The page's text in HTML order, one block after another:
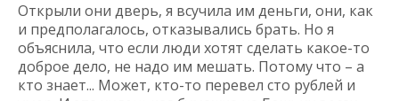
Открыли они дверь, я всучила им деньги, они, как
и предполагалось, отказывались брать. Но я
объяснила, что если люди хотят сделать какое-то
доброе дело, не надо им мешать. Потому что – а
кто знает... Может, кто-то перевел сто рублей и